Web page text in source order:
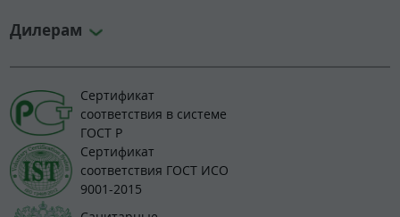
Дилерам
Сертификат
соответствия в системе
ГОСТ Р
Сертификат
соответствия ГОСТ ИСО
9001-2015